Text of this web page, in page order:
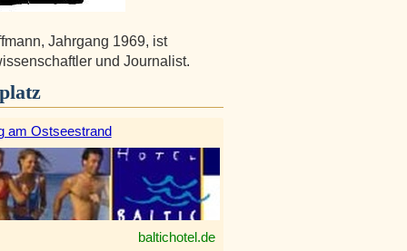
Jahrgang 1969, ist
und Journalist.
am Ostseestrand
baltichotel.de